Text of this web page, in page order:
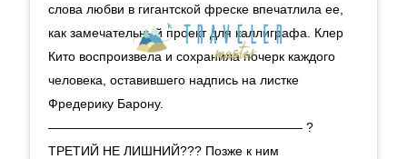
слова любви в гигантской фреске впечатлила ее,
как замечательный проект для каллиграфа. Клер
Кито воспроизвела и сохранила почерк каждого
человека, оставившего надпись на листке
Фредерику Барону.
———————————————————— ?
ТРЕТИЙ НЕ ЛИШНИЙ??‍? Позже к ним